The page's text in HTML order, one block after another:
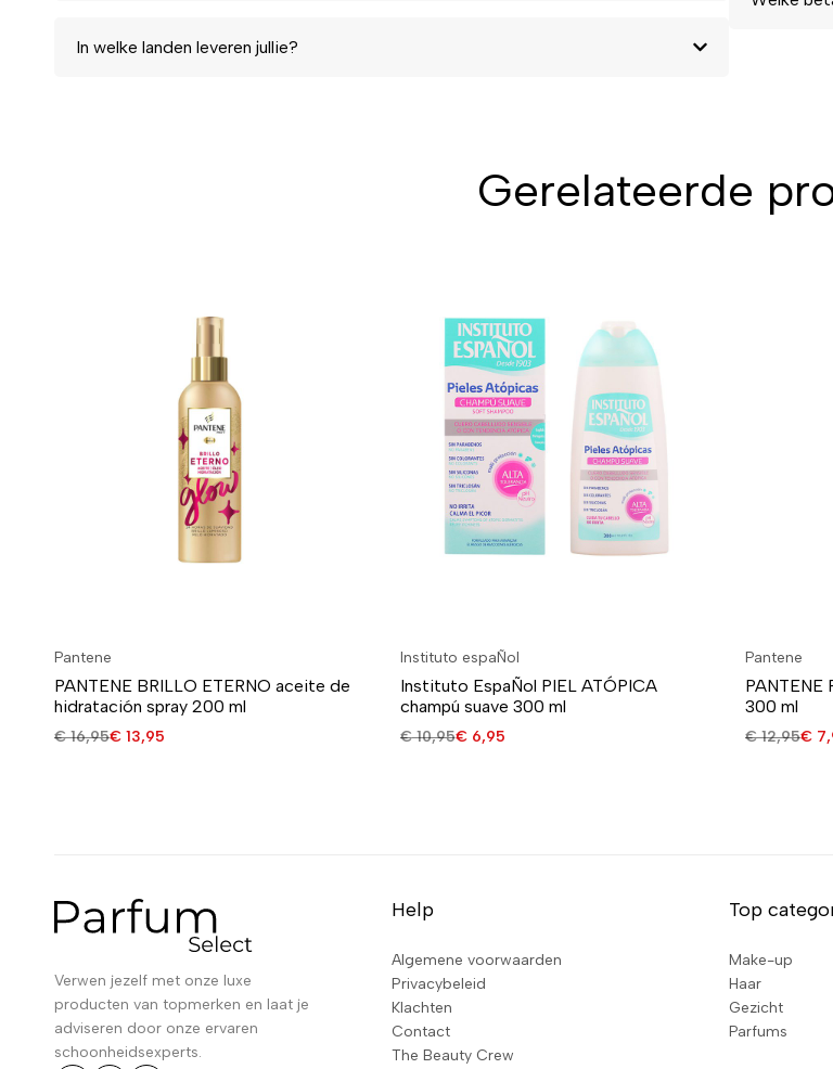
In welke landen leveren jullie?
Gerelateerde
Pantene
PANTENE BRILLO ETERNO aceite de
hidratación spray 200 ml
€16,95€ 13,95
Instituto espaÑol
Instituto EspaÑol PIEL ATÓPICA
champú suave 300 ml
€10,95€6,95
Pantene
PANTENE
300 ml
€12,95€
Verwen jezelf met onze luxe
producten van topmerken en laat je
adviseren door onze ervaren
schoonheidsexperts.
Help
Algemene voorwaarden
Privacybeleid
Klachten
Contact
The Beauty Crew
Top
Make-up
Haar
Gezicht
Parfums